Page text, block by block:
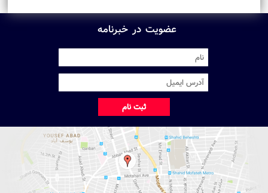
عضویت در خبرنامه
ثبت نام